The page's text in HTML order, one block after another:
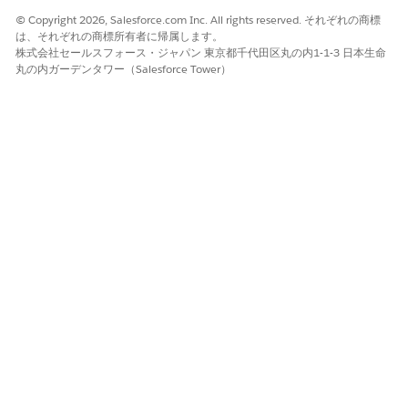
© Copyright 2026, Salesforce.com Inc. All rights reserved. それぞれの商標
は、それぞれの商標所有者に帰属します。
株式会社セールスフォース・ジャパン 東京都千代田区丸の内1-1-3 日本生命
丸の内ガーデンタワー（Salesforce Tower）